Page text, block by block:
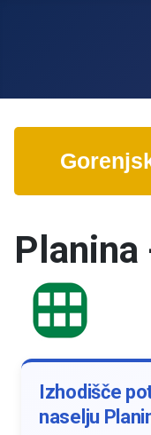
Izhodišče
naselju